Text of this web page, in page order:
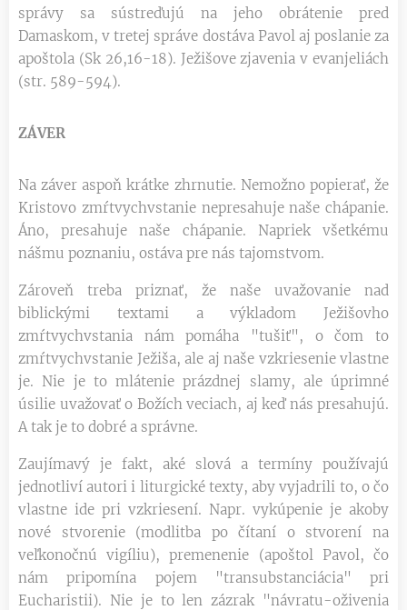
správy sa sústreďujú na jeho obrátenie pred
Damaskom, v tretej správe dostáva Pavol aj poslanie za
apoštola (Sk 26,16-18). Ježišove zjavenia v evanjeliách
(str. 589-594).
ZÁVER
Na záver aspoň krátke zhrnutie. Nemožno popierať, že
Kristovo zmŕtvychvstanie nepresahuje naše chápanie.
Áno, presahuje naše chápanie. Napriek všetkému
nášmu poznaniu, ostáva pre nás tajomstvom.
Zároveň treba priznať, že naše uvažovanie nad
biblickými textami a výkladom Ježišovho
zmŕtvychvstania nám pomáha "tušiť", o čom to
zmŕtvychvstanie Ježiša, ale aj naše vzkriesenie vlastne
je. Nie je to mlátenie prázdnej slamy, ale úprimné
úsilie uvažovať o Božích veciach, aj keď nás presahujú.
A tak je to dobré a správne.
Zaujímavý je fakt, aké slová a termíny používajú
jednotliví autori i liturgické texty, aby vyjadrili to, o čo
vlastne ide pri vzkriesení. Napr. vykúpenie je akoby
nové stvorenie (modlitba po čítaní o stvorení na
veľkonočnú vigíliu), premenenie (apoštol Pavol, čo
nám pripomína pojem "transubstanciácia" pri
Eucharistii). Nie je to len zázrak "návratu-oživenia